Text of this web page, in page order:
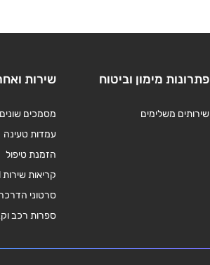
פתרונות מימון וביטוח
שירותים משלימים
שירות
מסמכים שונים
עמדות טעינה
הזמנת טיפול
קריאות שירות Recall
סרטוני
ספרות רכב